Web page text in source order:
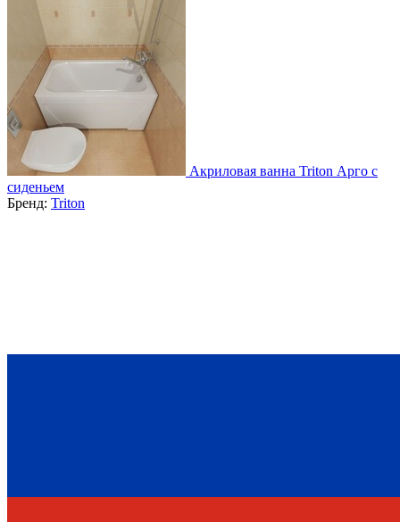
Акриловая ванна Triton Арго с
сиденьем
Бренд: Triton